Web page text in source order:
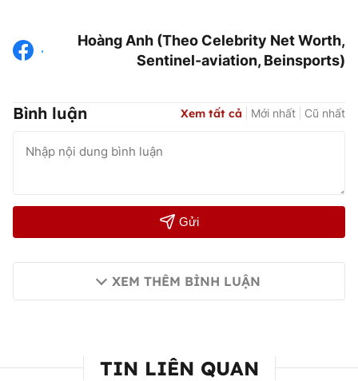
Hoàng Anh (Theo Celebrity Net Worth,
Sentinel-aviation, Beinsports)
Bình luận Xem tất cả Mới nhất Cũ nhất
Gửi
XEM THÊM BÌNH LUẬN
TIN LIÊN QUAN